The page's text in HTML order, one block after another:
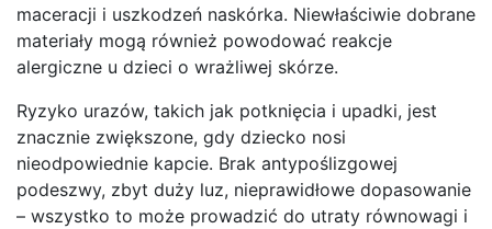
maceracji i uszkodzeń naskórka. Niewłaściwie dobrane
materiały mogą również powodować reakcje
alergiczne u dzieci o wrażliwej skórze.
Ryzyko urazów, takich jak potknięcia i upadki, jest
znacznie zwiększone, gdy dziecko nosi
nieodpowiednie kapcie. Brak antypoślizgowej
podeszwy, zbyt duży luz, nieprawidłowe dopasowanie
– wszystko to może prowadzić do utraty równowagi i